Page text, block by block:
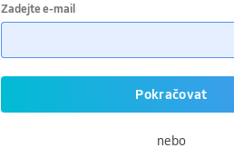
Zadejte e-mail
Pokračovat
nebo